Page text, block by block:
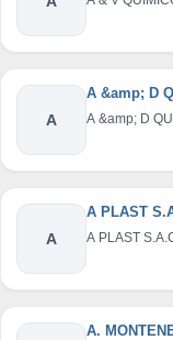
A
A &amp; D
A &amp; D
A
A PLAST
A PLAST
A.